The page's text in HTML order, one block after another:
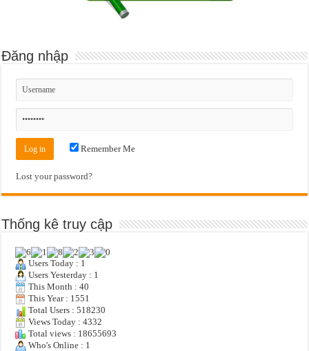
Đăng nhập
Remember Me
Lost your password?
Thống kê truy cập
Users Today : 1
Users Yesterday : 1
This Month : 40
This Year : 1551
Total Users : 518230
Views Today : 4332
Total views : 18655693
Who's Online : 1